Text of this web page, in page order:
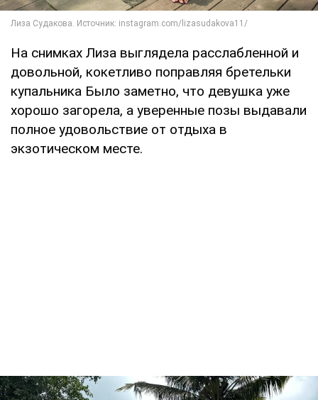
На снимках Лиза выглядела расслабленной и
довольной, кокетливо поправляя бретельки
купальника Было заметно, что девушка уже
хорошо загорела, а уверенные позы выдавали
полное удовольствие от отдыха в
экзотическом месте.